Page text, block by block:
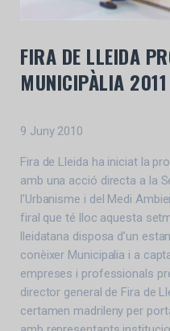
FIRA DE LLEIDA
MUNICIPÀLIA
9 Juny 2010
Fira de Lleida ha iniciat la
amb una acció directa a la
l’Urbanisme i del Medi
firal que té lloc aquesta
lleidatana disposa d’un
conèixer Municipalia i a
empreses i professionals
director general de Fira de
certamen madrileny per